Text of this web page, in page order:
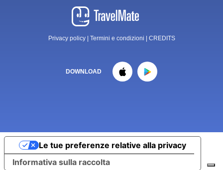
Privacy policy| Termini e condizioni CREDITS
DOWNLOAD
Informativa sulla raccolta
Le tue preferenze relative alla privacy